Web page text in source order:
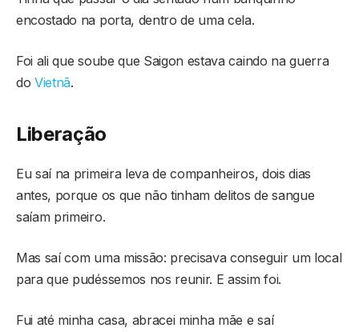
encostado na porta, dentro de uma cela.
Foi ali que soube que Saigon estava caindo na guerra
doVietnã.
Liberação
Eu saí na primeira leva de companheiros, dois dias
antes, porque os que não tinham delitos de sangue
saíam primeiro.
Mas saí com uma missão: precisava conseguir um local
para que pudéssemos nos reunir. E assim foi.
Fui até minha casa, abracei minha mãe e saí